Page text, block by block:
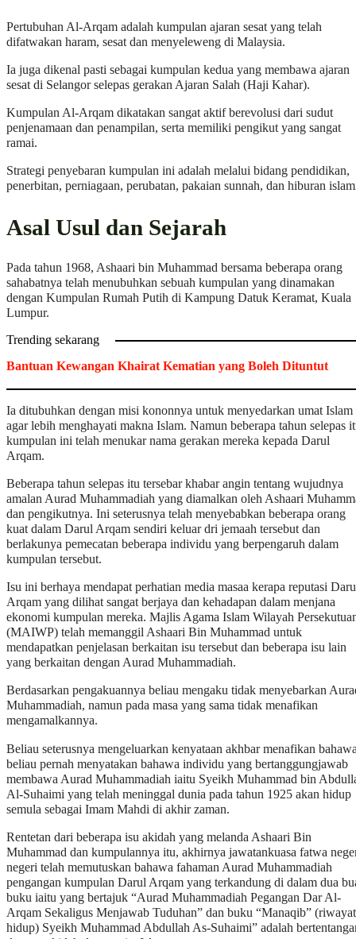
Pertubuhan Al-Arqam adalah kumpulan ajaran sesat yang telah
difatwakan haram, sesat dan menyeleweng di Malaysia.
Ia juga dikenal pasti sebagai kumpulan kedua yang membawa ajaran
sesat di Selangor selepas gerakan Ajaran Salah (Haji Kahar).
Kumpulan Al-Arqam dikatakan sangat aktif berevolusi dari sudut
penjenamaan dan penampilan, serta memiliki pengikut yang sangat
ramai.
Strategi penyebaran kumpulan ini adalah melalui bidang pendidikan,
penerbitan, perniagaan, perubatan, pakaian sunnah, dan hiburan
Asal Usul dan Sejarah
Pada tahun 1968, Ashaari bin Muhammad bersama beberapa orang
sahabatnya telah menubuhkan sebuah kumpulan yang dinamakan
dengan Kumpulan Rumah Putih di Kampung Datuk Keramat, Kuala
Lumpur.
Trending sekarang
Bantuan Kewangan Khairat Kematian yang Boleh Dituntut
Ia ditubuhkan dengan misi kononnya untuk menyedarkan umat Islam
agar lebih menghayati makna Islam. Namun beberapa tahun selepas
kumpulan ini telah menukar nama gerakan mereka kepada Darul
Arqam.
Beberapa tahun selepas itu tersebar khabar angin tentang wujudnya
amalan Aurad Muhammadiah yang diamalkan oleh Ashaari
dan pengikutnya. Ini seterusnya telah menyebabkan beberapa orang
kuat dalam Darul Arqam sendiri keluar dri jemaah tersebut dan
berlakunya pemecatan beberapa individu yang berpengaruh dalam
kumpulan tersebut.
Isu ini berhaya mendapat perhatian media masaa kerapa reputasi
Arqam yang dilihat sangat berjaya dan kehadapan dalam menjana
ekonomi kumpulan mereka. Majlis Agama Islam Wilayah
(MAIWP) telah memanggil Ashaari Bin Muhammad untuk
mendapatkan penjelasan berkaitan isu tersebut dan beberapa isu lain
yang berkaitan dengan Aurad Muhammadiah.
Berdasarkan pengakuannya beliau mengaku tidak menyebarkan
Muhammadiah, namun pada masa yang sama tidak menafikan
mengamalkannya.
Beliau seterusnya mengeluarkan kenyataan akhbar menafikan
beliau pernah menyatakan bahawa individu yang bertanggungjawab
membawa Aurad Muhammadiah iaitu Syeikh Muhammad bin
Al-Suhaimi yang telah meninggal dunia pada tahun 1925 akan hidup
semula sebagai Imam Mahdi di akhir zaman.
Rentetan dari beberapa isu akidah yang melanda Ashaari Bin
Muhammad dan kumpulannya itu, akhirnya jawatankuasa fatwa
negeri telah memutuskan bahawa fahaman Aurad Muhammadiah
pengangan kumpulan Darul Arqam yang terkandung di dalam dua
buku iaitu yang bertajuk “Aurad Muhammadiah Pegangan Dar Al-
Arqam Sekaligus Menjawab Tuduhan” dan buku “Manaqib” (riwayat
hidup) Syeikh Muhammad Abdullah As-Suhaimi” adalah